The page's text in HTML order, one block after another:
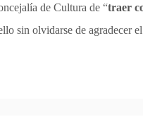
de Cultura de “traer
sin olvidarse de agradecer